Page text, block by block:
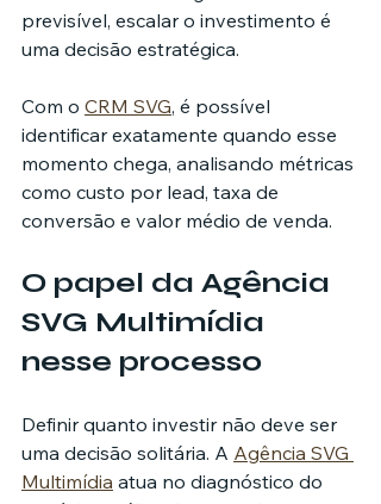
previsível, escalar o investimento é
uma decisão estratégica.
Com o CRM SVG, é possível
identificar exatamente quando esse
momento chega, analisando métricas
como custo por lead, taxa de
conversão e valor médio de venda.
O papel da Agência
SVG Multimídia
nesse processo
Definir quanto investir não deve ser
uma decisão solitária. A Agência SVG
Multimídia atua no diagnóstico do